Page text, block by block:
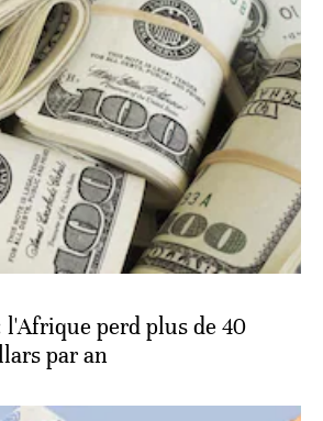
l'Afrique perd plus de 40
par an